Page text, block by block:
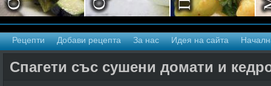
Рецепти Добави рецепта За нас Идея на сайта
Спагети със сушени домати и